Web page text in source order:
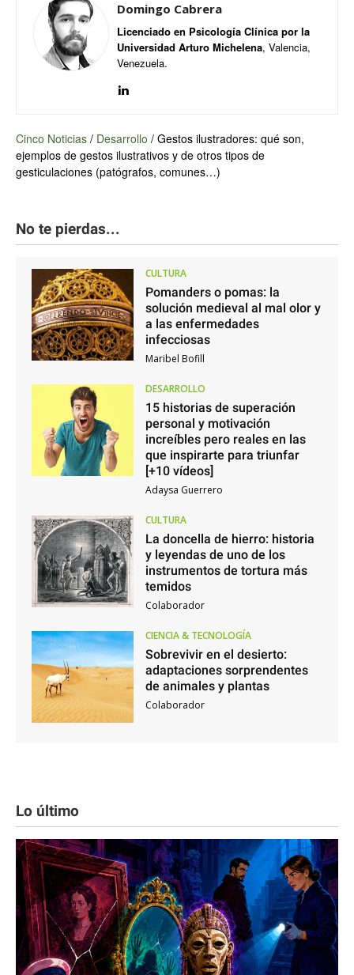
Domingo Cabrera
Licenciado en Psicología Clínica por la
Universidad Arturo Michelena, Valencia,
Venezuela.
Cinco Noticias / Desarrollo / Gestos ilustradores: qué son,
ejemplos de gestos ilustrativos y de otros tipos de
gesticulaciones (patógrafos, comunes…)
No te pierdas...
CULTURA
Pomanders o pomas: la
solución medieval al mal olor y
a las enfermedades
infecciosas
Maribel Bofill
DESARROLLO
15 historias de superación
personal y motivación
increíbles pero reales en las
que inspirarte para triunfar
[+10 vídeos]
Adaysa Guerrero
CULTURA
La doncella de hierro: historia
y leyendas de uno de los
instrumentos de tortura más
temidos
Colaborador
CIENCIA & TECNOLOGÍA
Sobrevivir en el desierto:
adaptaciones sorprendentes
de animales y plantas
Colaborador
Lo último